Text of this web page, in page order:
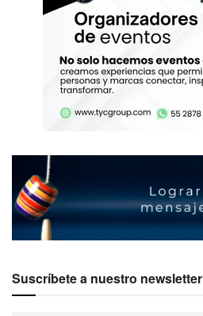
Suscríbete a nuestro newsletter